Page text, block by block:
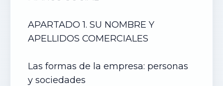
APARTADO 1. SU NOMBRE Y
APELLIDOS COMERCIALES
Las formas de la empresa: personas
y sociedades